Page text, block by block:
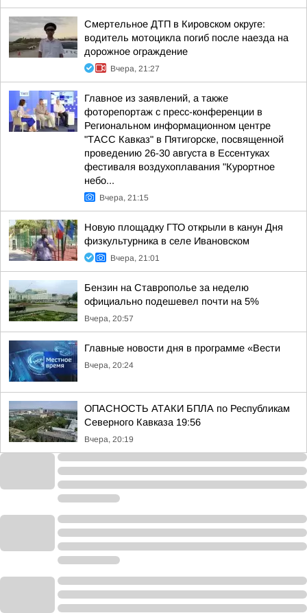
Смертельное ДТП в Кировском округе:
водитель мотоцикла погиб после наезда на
дорожное ограждение
Вчера, 21:27
Главное из заявлений, а также
фоторепортаж с пресс-конференции в
Региональном информационном центре
"ТАСС Кавказ" в Пятигорске, посвященной
проведению 26-30 августа в Ессентуках
фестиваля воздухоплавания "Курортное
небо...
Вчера, 21:15
Новую площадку ГТО открыли в канун Дня
физкультурника в селе Ивановском
Вчера, 21:01
Бензин на Ставрополье за неделю
официально подешевел почти на 5%
Вчера, 20:57
Главные новости дня в программе «Вести
Вчера, 20:24
ОПАСНОСТЬ АТАКИ БПЛА по Республикам
Северного Кавказа 19:56
Вчера, 20:19